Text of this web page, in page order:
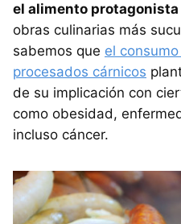
el alimento
obras culinarias más
sabemos que el
procesados cárnicos
de su implicación con
como obesidad,
incluso cáncer.